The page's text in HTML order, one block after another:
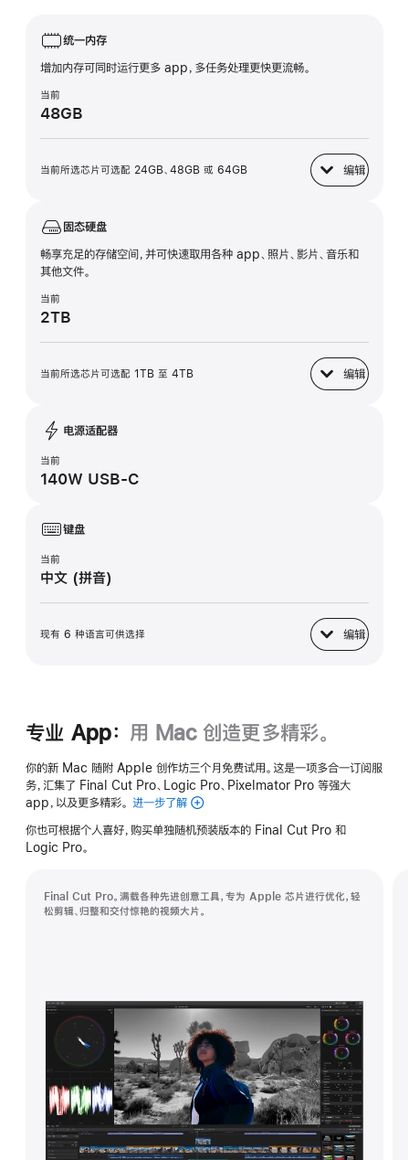
统一内存
增加内存可同时运行更多 app，多任务处理更快更流畅。
当前
48GB
当前所选芯片可选配 24GB、48GB 或 64GB 编辑
统一内存
固态硬盘
畅享充足的存储空间，并可快速取用各种 app、照片、影片、音乐和
其他文件。
当前
2TB
当前所选芯片可选配 1TB 至 4TB 编辑
固态硬盘
电源适配器
当前
140W USB-C
键盘
当前
中文 (拼音)
现有 6 种语言可供选择 编辑
键盘
专业 App： 用 Mac 创造更多精彩。
你的新 Mac 随附 Apple 创作坊三个月免费试用。这是一项多合一订阅服
务，汇集了 Final Cut Pro、Logic Pro、Pixelmator Pro 等强大
app，以及更多精彩。 进一步了解 Apple
作
你也可根据个人喜好，购买单独随机预装版本的 Final Cut Pro 和
Logic Pro。
Final Cut Pro。满载各种先进创意工具，专为 Apple 芯片进行优化，轻
松剪辑、归整和交付惊艳的视频大片。